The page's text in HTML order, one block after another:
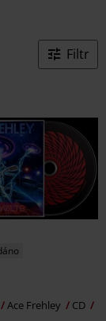
Filtr
Ace Frehley
CD